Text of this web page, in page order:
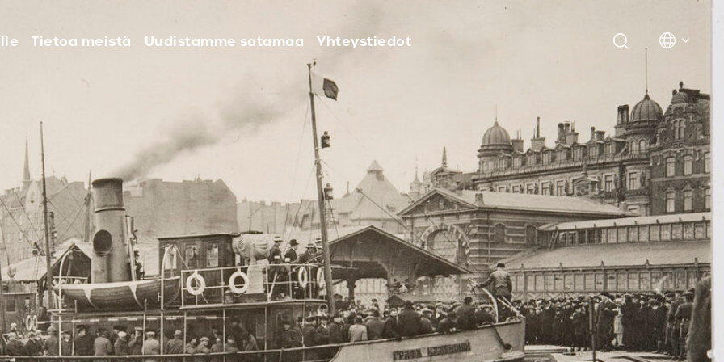
Tietoa meistä Uudistamme satamaa Yhteystiedot